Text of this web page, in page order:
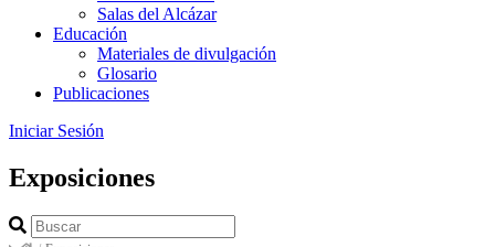
Salas del Alcázar
Educación
Materiales de divulgación
Glosario
Publicaciones
Iniciar Sesión
Exposiciones